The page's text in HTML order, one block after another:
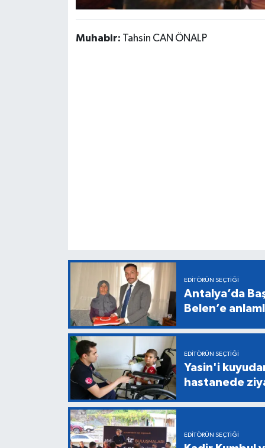
Muhabir: Tahsin CAN ÖNALP
EDITÖRÜN SEÇTIĞI
Antalya’da
Belen’e
EDITÖRÜN SEÇTIĞI
Yasin'i
hastanede
EDITÖRÜN SEÇTIĞI